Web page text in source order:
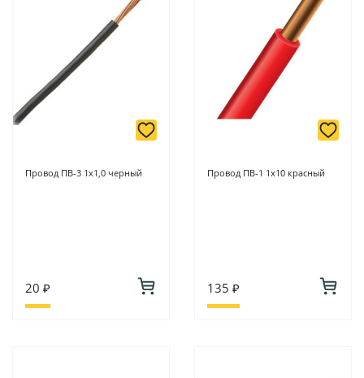
Провод ПВ-3 1х1,0 черный
20 ₽
Провод ПВ-1 1х10 красный
135 ₽